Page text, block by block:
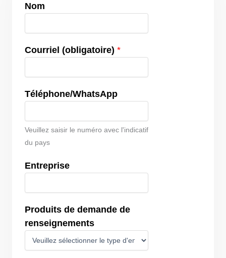
Nom
Courriel (obligatoire) *
Téléphone/WhatsApp
Veuillez saisir le numéro avec l'indicatif
du pays
Entreprise
Produits de demande de
renseignements